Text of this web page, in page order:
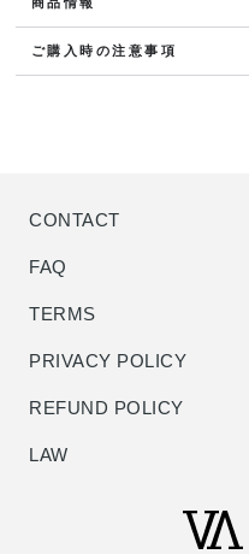
ご購入時の注意事項
CONTACT
FAQ
TERMS
PRIVACY POLICY
REFUND POLICY
LAW